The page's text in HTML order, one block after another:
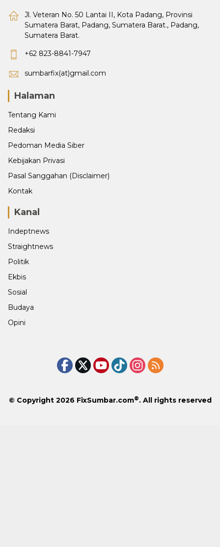
Jl. Veteran No. 50 Lantai II, Kota Padang, Provinsi
Sumatera Barat, Padang, Sumatera Barat., Padang,
Sumatera Barat.
+62 823-8841-7947
sumbarfix(at)gmail.com
Halaman
Tentang Kami
Redaksi
Pedoman Media Siber
Kebijakan Privasi
Pasal Sanggahan (Disclaimer)
Kontak
Kanal
Indeptnews
Straightnews
Politik
Ekbis
Sosial
Budaya
Opini
© Copyright 2026 FixSumbar.com®. All rights reserved